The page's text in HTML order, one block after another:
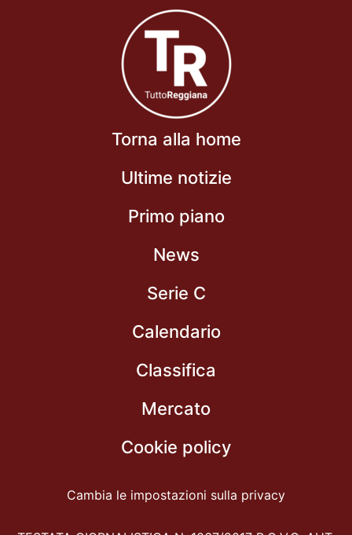
Torna alla home
Ultime notizie
Primo piano
News
Serie C
Calendario
Classifica
Mercato
Cookie policy
Cambia le impostazioni sulla privacy